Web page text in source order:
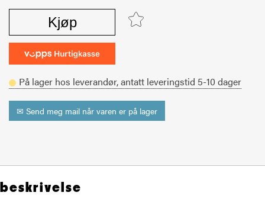
Kjøp
På lager hos leverandør,antatt leveringstid 5-10 dager
✉ Send meg mail når varen er på lager
beskrivelse